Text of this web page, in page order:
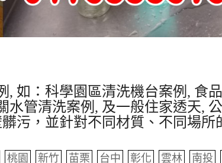
, 如：科學園區清洗機台案例, 食
水管清洗案例, 及一般住家透天,
污，並針對不同材質、不同場
桃園 新竹 苗栗 台中 彰化 雲林 南投